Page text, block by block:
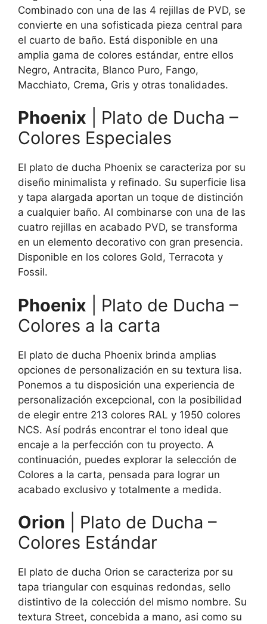
Combinado con una de las 4 rejillas de PVD, se
convierte en una sofisticada pieza central para
el cuarto de baño. Está disponible en una
amplia gama de colores estándar, entre ellos
Negro, Antracita, Blanco Puro, Fango,
Macchiato, Crema, Gris y otras tonalidades.
Phoenix | Plato de Ducha –
Colores Especiales
El plato de ducha Phoenix se caracteriza por su
diseño minimalista y refinado. Su superficie lisa
y tapa alargada aportan un toque de distinción
a cualquier baño. Al combinarse con una de las
cuatro rejillas en acabado PVD, se transforma
en un elemento decorativo con gran presencia.
Disponible en los colores Gold, Terracota y
Fossil.
Phoenix | Plato de Ducha –
Colores a la carta
El plato de ducha Phoenix brinda amplias
opciones de personalización en su textura lisa.
Ponemos a tu disposición una experiencia de
personalización excepcional, con la posibilidad
de elegir entre 213 colores RAL y 1950 colores
NCS. Así podrás encontrar el tono ideal que
encaje a la perfección con tu proyecto. A
continuación, puedes explorar la selección de
Colores a la carta, pensada para lograr un
acabado exclusivo y totalmente a medida.
Orion | Plato de Ducha –
Colores Estándar
El plato de ducha Orion se caracteriza por su
tapa triangular con esquinas redondas, sello
distintivo de la colección del mismo nombre. Su
textura Street, concebida a mano, asi como su